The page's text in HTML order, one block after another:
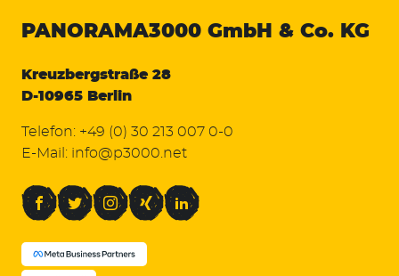
PANORAMA3000 GmbH & Co. KG
Kreuzbergstraße 28
D-10965 Berlin
Telefon: +49 (0) 30 213 007 0-0
E-Mail: info@p3000.net
FacebookTwitterInstagramXing LinkedIn